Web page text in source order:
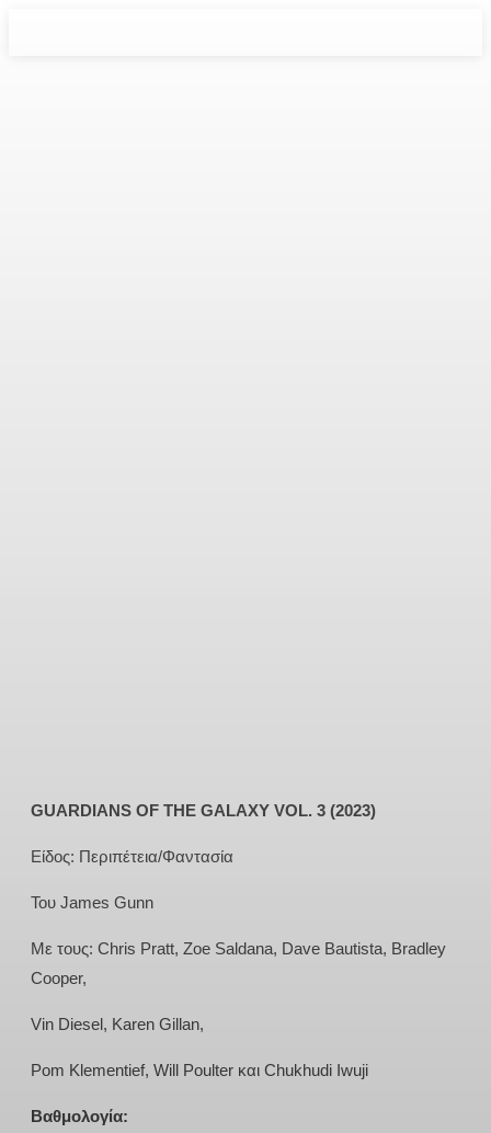
GUARDIANS OF THE GALAXY VOL. 3 (2023)
Είδος: Περιπέτεια/Φαντασία
Του James Gunn
Με τους: Chris Pratt, Zoe Saldana, Dave Bautista, Bradley
Cooper,
Vin Diesel, Karen Gillan,
Pom Klementief, Will Poulter και Chukhudi Iwuji
Βαθμολογία: